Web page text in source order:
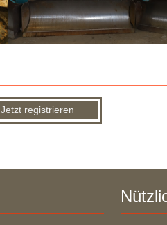
Jetzt registrieren